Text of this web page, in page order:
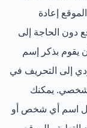
إعادة
دون الحاجة إلى
بذكر إسم
إلى التحريف في
يمكنك
اسم أي شخص أو